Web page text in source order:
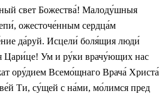
свет Божества́! Малоду́шныя
ожесточе́нным сердца́м
да́руй. Исцели́ боля́щия люди́
Цари́це! Ум и ру́ки врачу́ющих нас
ору́дием Всемо́щнаго Врача́ Христа́
Ти, су́щей с на́ми, мо́лимся пред